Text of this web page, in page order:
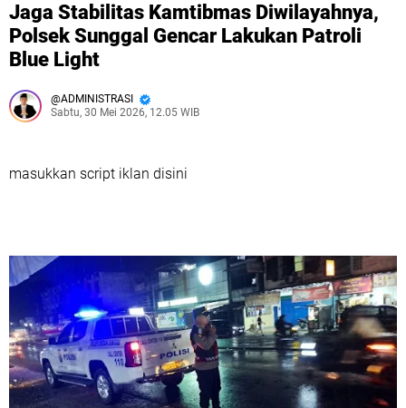
‎Jaga Stabilitas Kamtibmas Diwilayahnya,
Polsek Sunggal Gencar Lakukan Patroli
Blue Light
ADMINISTRASI
Sabtu, 30 Mei 2026, 12.05 WIB
masukkan script iklan disini